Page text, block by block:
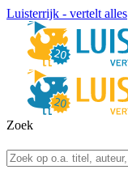
Luisterrijk - vertelt alles
Zoek